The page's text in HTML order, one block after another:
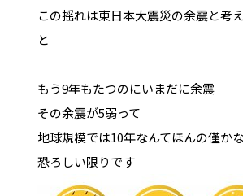
この揺れは東日本大震災の余震と考
と
もう9年もたつのにいまだに余震
その余震が5弱って
地球規模では10年なんてほんの僅か
恐ろしい限りです